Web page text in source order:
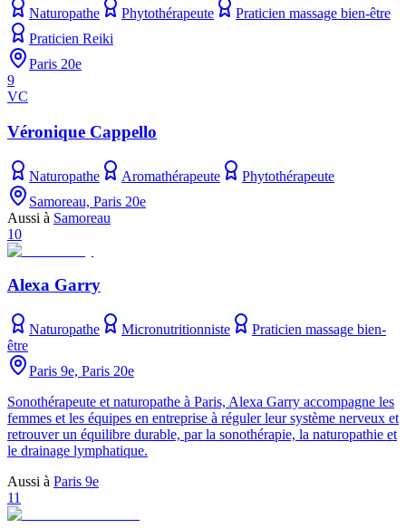
Naturopathe Phytothérapeute
Praticien massage bien-être
Praticien Reiki
Paris 20e
9
VC
Véronique Cappello
Naturopathe Aromathérapeute
Phytothérapeute
Samoreau, Paris 20e
Aussi à Samoreau
10
Alexa Garry
Naturopathe Micronutritionniste
Praticien massage bien-
être
Paris 9e, Paris 20e
Sonothérapeute et naturopathe à Paris, Alexa Garry accompagne les
femmes et les équipes en entreprise à réguler leur système nerveux et
retrouver un équilibre durable, par la sonothérapie, la naturopathie et
le drainage lymphatique.
Aussi à Paris 9e
11